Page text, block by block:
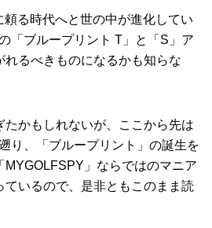
頼る時代へと世の中が進化してい
「ブループリント T」と「S」ア
れるべきものになるかも知らな
たかもしれないが、ここから先は
り、「ブループリント」の誕生を
」ならではのマニア
ているので、是非ともこのまま読
とは？